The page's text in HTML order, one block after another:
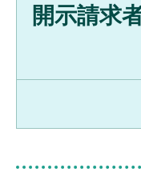
開示請求